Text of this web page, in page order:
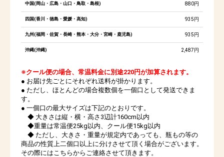
中国(岡山・広島・山口・鳥取・島根) 880円
四国(香川・徳島・愛媛・高知) 935円
九州(福岡・佐賀・長崎・熊本・大分・宮崎・鹿児島) 935円
沖縄(沖縄) 2,487円
※クール便の場合、常温料金に別途220円が加算されます。
● お届け先ごとにそれぞれ送料が掛かります。
● ただし、ほとんどの場合複数個を一個口として発送できま
す。
● 一個口の最大サイズは下記のとおりです。
◆ 大きさは縦・横・高さ3辺計160cm以内
◆重量は常温便25kg以内、クール便15kg以内
◆ ただし、大きさ・重量が規定内であっても、瓶もの等の
商品の性質上二個口以上に分けさせて頂く場合がございます。
その際にはこちらからご連絡させて頂きます。